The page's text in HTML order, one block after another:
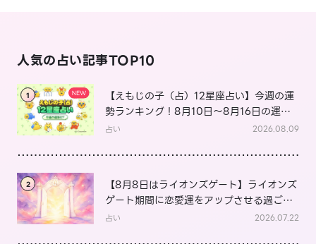
人気の占い記事TOP10
1
【えもじの子（占）12星座占い】今週の運
勢ランキング！8月10日～8月16日の運勢
は？
占い 2026.08.09
2
【8月8日はライオンズゲート】ライオンズ
ゲート期間に恋愛運をアップさせる過ごし
方は？
占い 2026.07.22